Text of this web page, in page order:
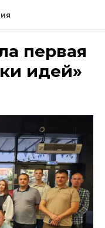
первая
идей»